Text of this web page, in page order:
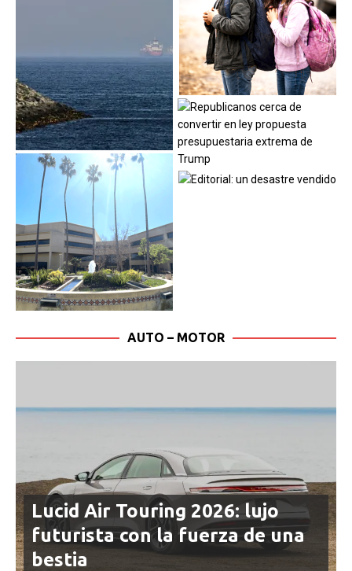
AUTO – MOTOR
Lucid Air Touring 2026: lujo
futurista con la fuerza de una
bestia